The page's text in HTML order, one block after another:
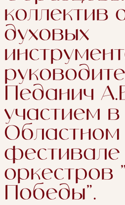
коллектив
духовых
Педанич
участием в
Областном
фестивале
Победы".